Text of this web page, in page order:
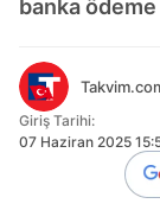
banka ödeme
Giriş Tarihi:
07 Haziran 2025